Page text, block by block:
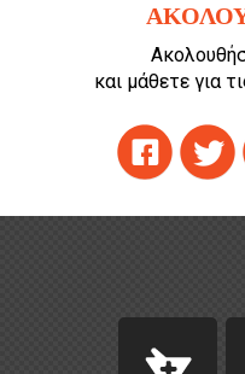
και μάθετε για